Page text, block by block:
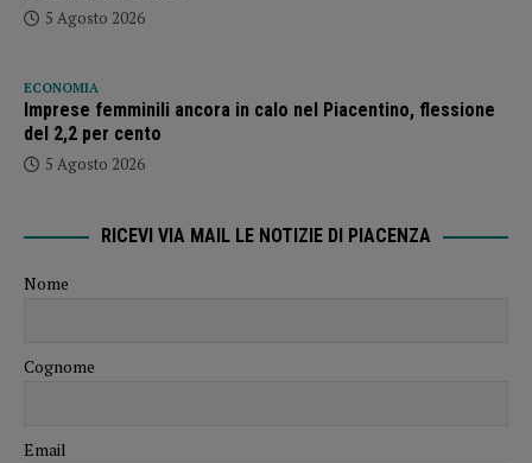
5 Agosto 2026
ECONOMIA
Imprese femminili ancora in calo nel Piacentino, flessione
del 2,2 per cento
5 Agosto 2026
RICEVI VIA MAIL LE NOTIZIE DI PIACENZA
Nome
Cognome
Email